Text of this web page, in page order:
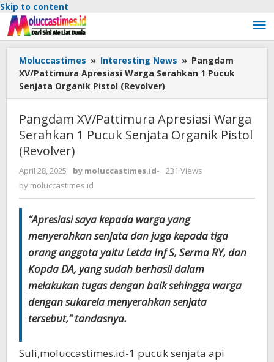
Skip to content
Moluccastimes » Interesting News » Pangdam
XV/Pattimura Apresiasi Warga Serahkan 1 Pucuk
Senjata Organik Pistol (Revolver)
Pangdam XV/Pattimura Apresiasi Warga
Serahkan 1 Pucuk Senjata Organik Pistol
(Revolver)
April 28, 2025 by moluccastimes.id-
231 Views
by moluccastimes.id
“Apresiasi saya kepada warga yang
menyerahkan senjata dan juga kepada tiga
orang anggota yaitu Letda Inf S, Serma RY, dan
Kopda DA, yang sudah berhasil dalam
melakukan tugas dengan baik sehingga warga
dengan sukarela menyerahkan senjata
tersebut,” tandasnya.
Suli,moluccastimes.id-1 pucuk senjata api